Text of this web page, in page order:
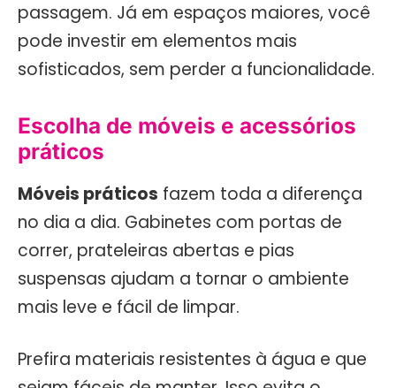
passagem. Já em espaços maiores, você
pode investir em elementos mais
sofisticados, sem perder a funcionalidade.
Escolha de móveis e acessórios
práticos
Móveis práticos fazem toda a diferença
no dia a dia. Gabinetes com portas de
correr, prateleiras abertas e pias
suspensas ajudam a tornar o ambiente
mais leve e fácil de limpar.
Prefira materiais resistentes à água e que